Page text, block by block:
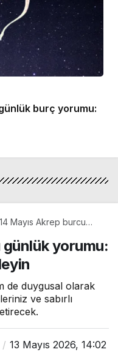
burç yorumu:
14 Mayıs Akrep burcu
Sezgilerinizi Dinleyin
günlük yorumu:
de duygusal olarak
ve sabırlı
13 Mayıs 2026, 14:02